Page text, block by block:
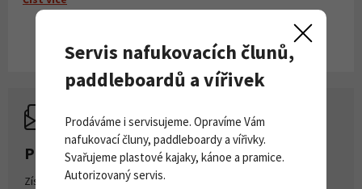
PŘIHLASTE SE K ODBĚRU NOVINEK
Získejte přehled o novinkách a akcích na našem e-shopu.
Servis nafukovacích člunů,
paddleboardů a vířivek
Prodáváme i servisujeme. Opravíme Vám
nafukovací čluny, paddleboardy a vířivky.
Svařujeme plastové kajaky, kánoe a pramice.
Autorizovaný servis.